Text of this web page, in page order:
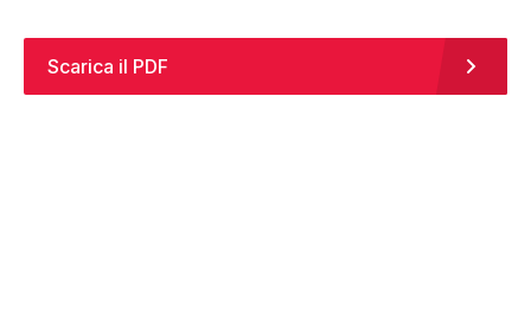
Scarica il PDF